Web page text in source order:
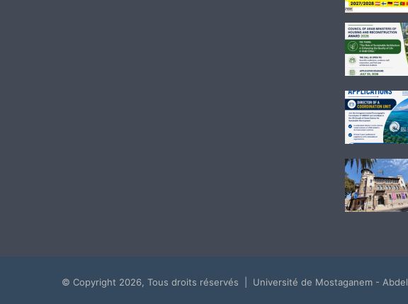
© Copyright 2026, Tous droits réservés | Université de Mostaganem -